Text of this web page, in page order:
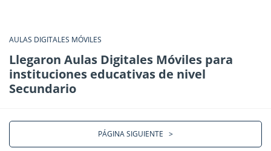
AULAS DIGITALES MÓVILES
Llegaron Aulas Digitales Móviles para
instituciones educativas de nivel
Secundario
PÁGINA SIGUIENTE >